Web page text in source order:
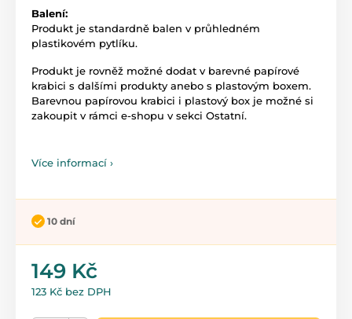
Balení:
Produkt je standardně balen v průhledném
plastikovém pytlíku.
Produkt je rovněž možné dodat v barevné papírové
krabici s dalšími produkty anebo s plastovým boxem.
Barevnou papírovou krabici i plastový box je možné si
zakoupit v rámci e-shopu v sekci Ostatní.
Více informací ›
10 dní
149 Kč
123 Kč bez DPH